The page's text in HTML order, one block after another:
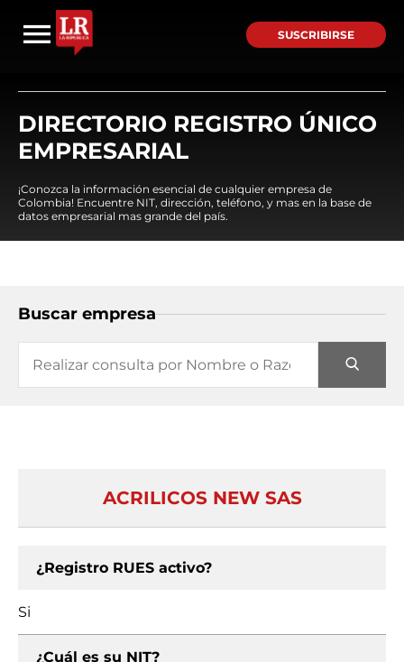
SUSCRIBIRSE
DIRECTORIO REGISTRO ÚNICO
EMPRESARIAL
¡Conozca la información esencial de cualquier empresa de
Colombia! Encuentre NIT, dirección, teléfono, y mas en la base de
datos empresarial mas grande del país.
Buscar empresa
ACRILICOS NEW SAS
¿Registro RUES activo?
Si
¿Cuál es su NIT?